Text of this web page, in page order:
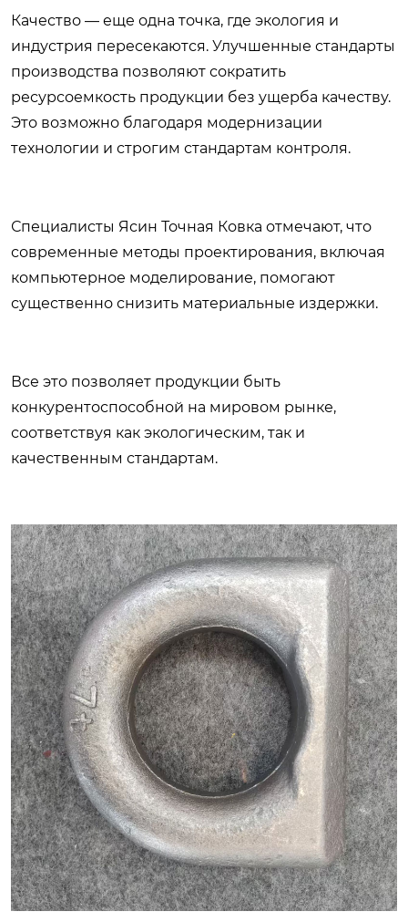
Качество — еще одна точка, где экология и
индустрия пересекаются. Улучшенные стандарты
производства позволяют сократить
ресурсоемкость продукции без ущерба качеству.
Это возможно благодаря модернизации
технологии и строгим стандартам контроля.
Специалисты Ясин Точная Ковка отмечают, что
современные методы проектирования, включая
компьютерное моделирование, помогают
существенно снизить материальные издержки.
Все это позволяет продукции быть
конкурентоспособной на мировом рынке,
соответствуя как экологическим, так и
качественным стандартам.